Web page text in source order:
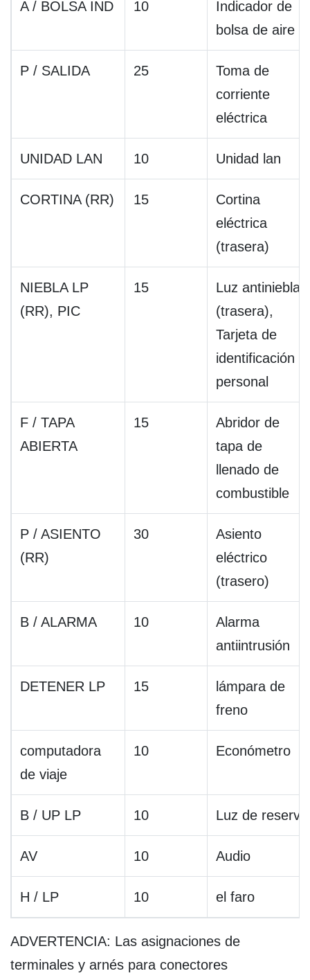
A / BOLSA IND 10
Indicador de
bolsa de aire
P / SALIDA 25
Toma de
corriente
eléctrica
UNIDAD LAN 10 Unidad lan
CORTINA (RR) 15
Cortina
eléctrica
(trasera)
NIEBLA LP
(RR), PIC
15
Luz antiniebla
(trasera),
Tarjeta de
identificación
personal
F / TAPA
ABIERTA
15
Abridor de
tapa de
llenado de
combustible
P / ASIENTO
(RR)
30
Asiento
eléctrico
(trasero)
B / ALARMA 10
Alarma
antiintrusión
DETENER LP 15
lámpara de
freno
computadora
de viaje
10 Económetro
B / UP LP 10 Luz de reserva
AV 10 Audio
H / LP 10 el faro
ADVERTENCIA: Las asignaciones de
terminales y arnés para conectores